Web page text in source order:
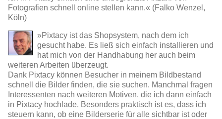
Fotografien schnell online stellen kann.« (Falko Wenzel,
Köln)
»Pixtacy ist das Shopsystem, nach dem ich
gesucht habe. Es ließ sich einfach installieren und
hat mich von der Handhabung her auch beim
weiteren Arbeiten überzeugt.
Dank Pixtacy können Besucher in meinem Bildbestand
schnell die Bilder finden, die sie suchen. Manchmal fragen
Interessenten nach weiteren Motiven, die ich dann einfach
in Pixtacy hochlade. Besonders praktisch ist es, dass ich
steuern kann, ob eine Bilderserie für alle sichtbar ist oder